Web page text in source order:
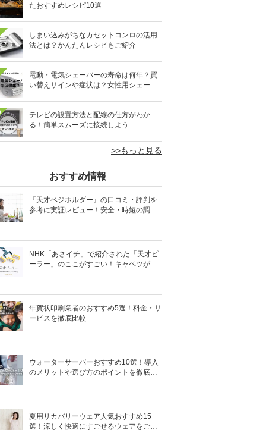
たおすすめレシピ10選
しまい込みがちなカセットコンロの活用
法とは？かんたんレシピもご紹介
電動・電気シェーバーの寿命は何年？買
い替えサインや症状は？女性用シェーバ
テレビの設置方法と配線の仕方がわか
る！簡単スムーズに接続しよう
>>もっと見る
おすすめ情報
『天才ベジホルダー』の口コミ・評判を
参考に実証レビュー！安全・時短の調理
NHK「あさイチ」で紹介された「天才ピ
ーラー」のここがすごい！キャベツがほ
年賀状印刷業者のおすすめ5選！料金・サ
ービスを徹底比較
ウォーターサーバーおすすめ10選！導入
のメリットや選び方のポイントを徹底解
夏用リカバリーウェア人気おすすめ15
選！涼しく快適にすごせるウェアをご紹